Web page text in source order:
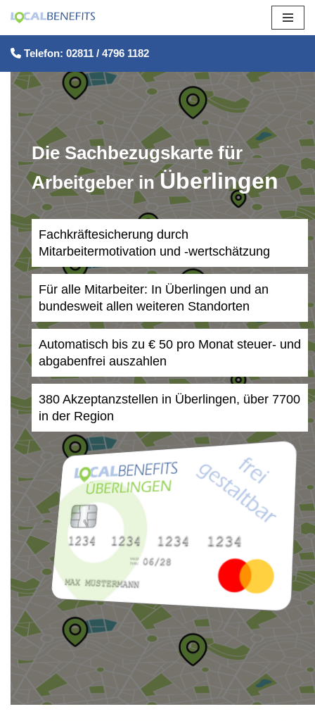
Zum
Inhalt
springen
Telefon: 02811 / 4796 1182
Die Sachbezugskarte für
Arbeitgeber inÜberlingen
Fachkräftesicherung durch
Mitarbeitermotivation und -wertschätzung
Für alle Mitarbeiter: In Überlingen und an
bundesweit allen weiteren Standorten
Automatisch bis zu € 50 pro Monat steuer- und
abgabenfrei auszahlen
380 Akzeptanzstellen in Überlingen, über 7700
in der Region